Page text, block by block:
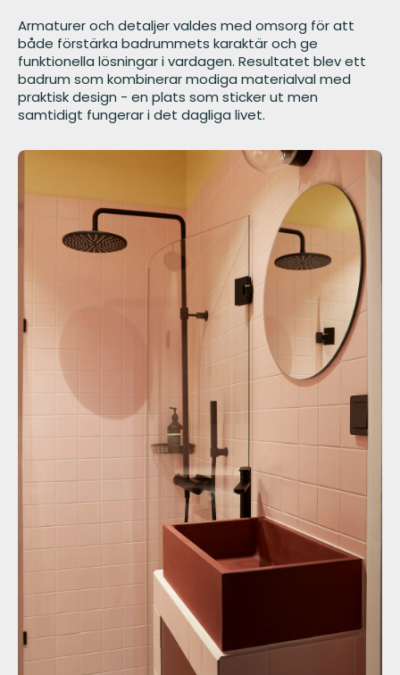
Armaturer och detaljer valdes med omsorg för att
både förstärka badrummets karaktär och ge
funktionella lösningar i vardagen. Resultatet blev ett
badrum som kombinerar modiga materialval med
praktisk design - en plats som sticker ut men
samtidigt fungerar i det dagliga livet.